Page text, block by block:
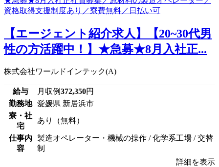
【エージェント紹介求人】【20~30代男
性の方活躍中！】★急募★8月入社正...
株式会社ワールドインテック(A)
給与 月収例372,350円
勤務地
愛媛県 新居浜市
寮・社
宅
あり（無料）
仕事内
容
製造オペレーター・機械の操作 / 化学系工場 / 交替
制
詳細を表示